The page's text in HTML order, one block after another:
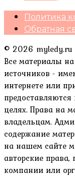
Политика
Обратная
© 2026 myledy.ru
Все материалы
источников -
интернете или
целях. Права на
владельцам.
содержание
на нашем сайте
авторские
компании или